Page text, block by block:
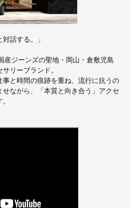
話する。」
産ジーンズの聖地・岡山・倉敷児島
リーブランド。
と時間の痕跡を重ね、流行に抗うの
ながら、「本質と向き合う」アクセ